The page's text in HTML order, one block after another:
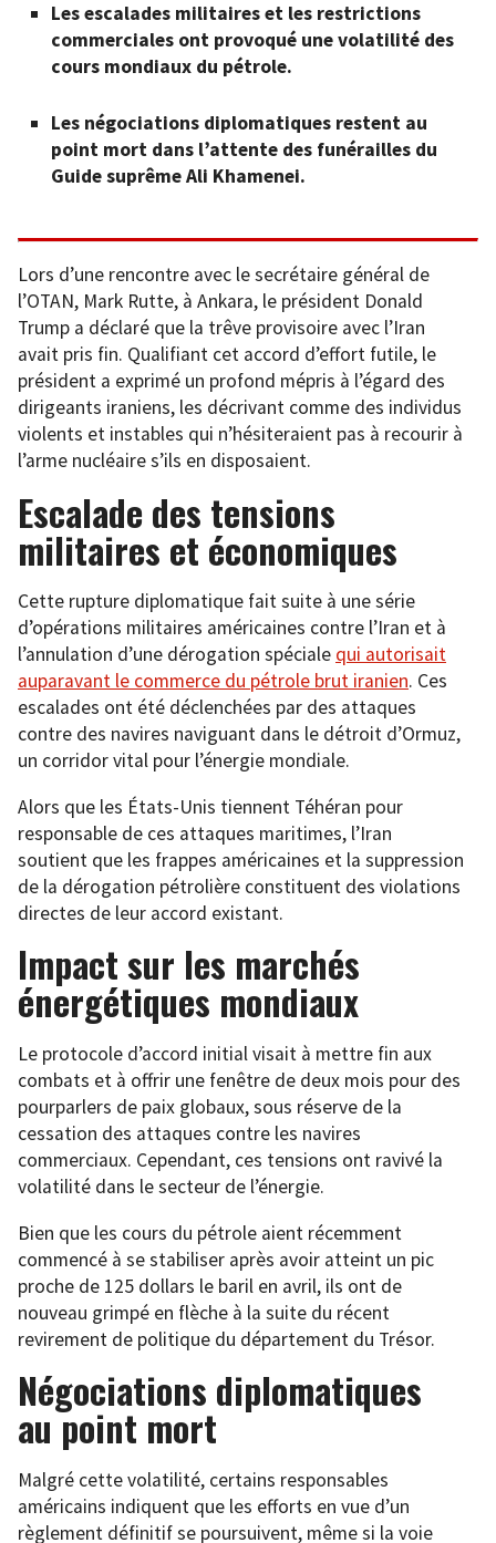
Les escalades militaires et les restrictions
commerciales ont provoqué une volatilité des
cours mondiaux du pétrole.
Les négociations diplomatiques restent au
point mort dans l’attente des funérailles du
Guide suprême Ali Khamenei.
Lors d’une rencontre avec le secrétaire général de
l’OTAN, Mark Rutte, à Ankara, le président Donald
Trump a déclaré que la trêve provisoire avec l’Iran
avait pris fin. Qualifiant cet accord d’effort futile, le
président a exprimé un profond mépris à l’égard des
dirigeants iraniens, les décrivant comme des individus
violents et instables qui n’hésiteraient pas à recourir à
l’arme nucléaire s’ils en disposaient.
Escalade des tensions
militaires et économiques
Cette rupture diplomatique fait suite à une série
d’opérations militaires américaines contre l’Iran et à
l’annulation d’une dérogation spéciale qui autorisait
auparavant le commerce du pétrole brut iranien. Ces
escalades ont été déclenchées par des attaques
contre des navires naviguant dans le détroit d’Ormuz,
un corridor vital pour l’énergie mondiale.
Alors que les États-Unis tiennent Téhéran pour
responsable de ces attaques maritimes, l’Iran
soutient que les frappes américaines et la suppression
de la dérogation pétrolière constituent des violations
directes de leur accord existant.
Impact sur les marchés
énergétiques mondiaux
Le protocole d’accord initial visait à mettre fin aux
combats et à offrir une fenêtre de deux mois pour des
pourparlers de paix globaux, sous réserve de la
cessation des attaques contre les navires
commerciaux. Cependant, ces tensions ont ravivé la
volatilité dans le secteur de l’énergie.
Bien que les cours du pétrole aient récemment
commencé à se stabiliser après avoir atteint un pic
proche de 125 dollars le baril en avril, ils ont de
nouveau grimpé en flèche à la suite du récent
revirement de politique du département du Trésor.
Négociations diplomatiques
au point mort
Malgré cette volatilité, certains responsables
américains indiquent que les efforts en vue d’un
règlement définitif se poursuivent, même si la voie